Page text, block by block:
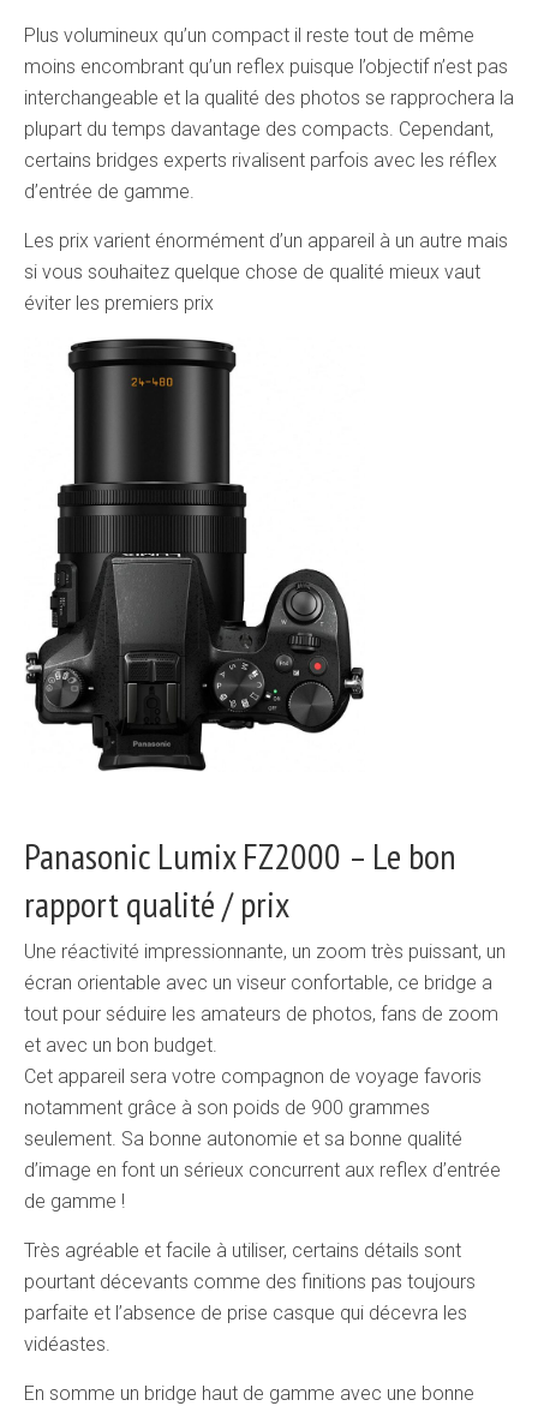
Plus volumineux qu’un compact il reste tout de même
moins encombrant qu’un reflex puisque l’objectif n’est pas
interchangeable et la qualité des photos se rapprochera la
plupart du temps davantage des compacts. Cependant,
certains bridges experts rivalisent parfois avec les réflex
d’entrée de gamme.
Les prix varient énormément d’un appareil à un autre mais
si vous souhaitez quelque chose de qualité mieux vaut
éviter les premiers prix
Panasonic Lumix FZ2000 – Le bon
rapport qualité / prix
Une réactivité impressionnante, un zoom très puissant, un
écran orientable avec un viseur confortable, ce bridge a
tout pour séduire les amateurs de photos, fans de zoom
et avec un bon budget.
Cet appareil sera votre compagnon de voyage favoris
notamment grâce à son poids de 900 grammes
seulement. Sa bonne autonomie et sa bonne qualité
d’image en font un sérieux concurrent aux reflex d’entrée
de gamme !
Très agréable et facile à utiliser, certains détails sont
pourtant décevants comme des finitions pas toujours
parfaite et l’absence de prise casque qui décevra les
vidéastes.
En somme un bridge haut de gamme avec une bonne